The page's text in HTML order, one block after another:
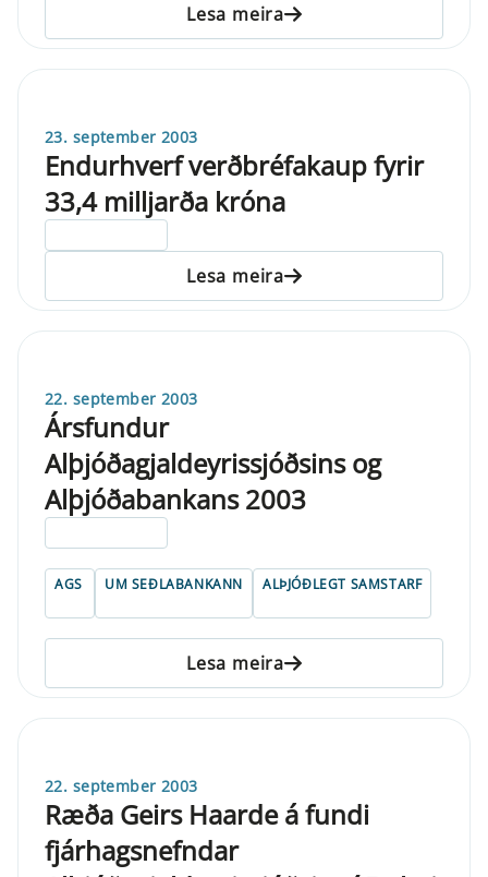
Lesa meira
23. september 2003
Endurhverf verðbréfakaup fyrir
33,4 milljarða króna
Lesa meira
22. september 2003
Ársfundur
Alþjóðagjaldeyrissjóðsins og
Alþjóðabankans 2003
AGS UM SEÐLABANKANN ALÞJÓÐLEGT SAMSTARF
Lesa meira
22. september 2003
Ræða Geirs Haarde á fundi
fjárhagsnefndar